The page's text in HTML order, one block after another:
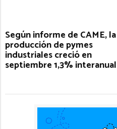
Según informe de CAME, la
producción de pymes
industriales creció en
septiembre 1,3% interanual